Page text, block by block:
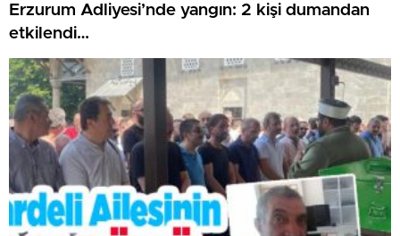
Erzurum Adliyesi’nde yangın: 2 kişi dumandan
etkilendi…